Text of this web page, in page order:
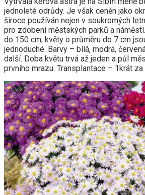
jednoleté odrůdy. Je však ceněn jako
široce používán nejen v soukromých
pro zdobení městských parků a
do 150 cm, květy o průměru do 7 cm
jednoduché. Barvy – bílá, modrá,
další. Doba květu trvá až jeden a půl
prvního mrazu. Transplantace – 1krát